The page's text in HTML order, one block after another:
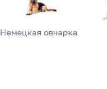
Немецкая овчарка